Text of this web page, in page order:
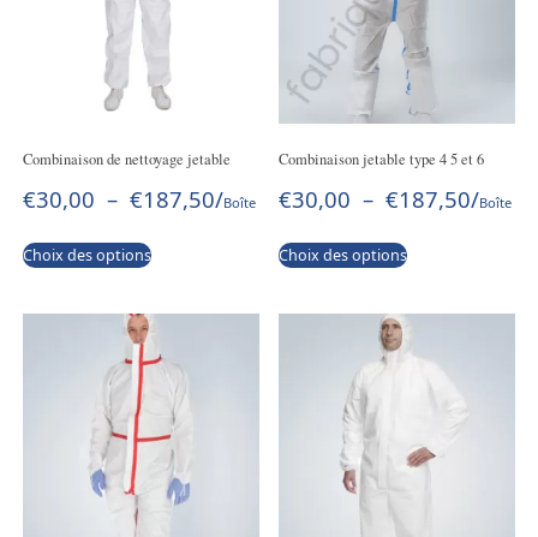
Combinaison de nettoyage jetable
€30,00 – €187,50/Boîte
Choix des options
Combinaison jetable type 4 5 et 6
€30,00 – €187,50/Boîte
Choix des options